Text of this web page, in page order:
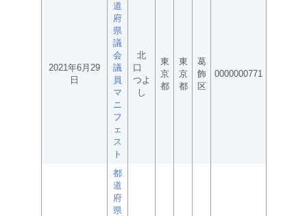
2021年6月29
日
道
府
県
議
会
議
員
マ
ニ
フ
ェ
ス
ト
北
口
つよ
し
東
京
都
東
京
都
葛
飾
区
0000000771
都
道
府
県